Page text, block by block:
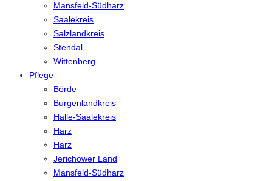
Mansfeld-Südharz
Saalekreis
Salzlandkreis
Stendal
Wittenberg
Pflege
Börde
Burgenlandkreis
Halle-Saalekreis
Harz
Harz
Jerichower Land
Mansfeld-Südharz